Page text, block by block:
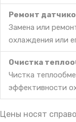
Ремонт
Замена или
охлаждения или
Очистка
Чистка
эффективности
Цены носят